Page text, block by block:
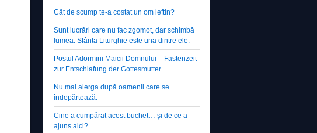
Cât de scump te-a costat un om ieftin?
Sunt lucrări care nu fac zgomot, dar schimbă
lumea. Sfânta Liturghie este una dintre ele.
Postul Adormirii Maicii Domnului – Fastenzeit
zur Entschlafung der Gottesmutter
Nu mai alerga după oamenii care se
îndepărtează.
Cine a cumpărat acest buchet… și de ce a
ajuns aici?